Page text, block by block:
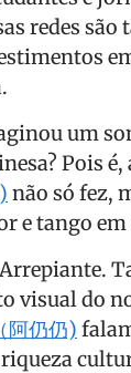
redes
um
Pois é,
não só fez,
e tango em
Arrepiante.
visual do
阿仍仍)